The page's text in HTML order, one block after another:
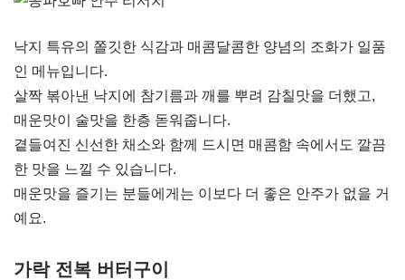
낙지 특유의 쫄깃한 식감과 매콤달콤한 양념의 조화가 일품
인 메뉴입니다.
살짝 볶아낸 낙지에 참기름과 깨를 뿌려 감칠맛을 더했고,
매운맛이 술맛을 한층 돋워줍니다.
곁들여진 신선한 채소와 함께 드시면 매콤함 속에서도 깔끔
한 맛을 느낄 수 있습니다.
매운맛을 즐기는 분들에게는 이보다 더 좋은 안주가 없을 거
예요.
가락 전복 버터구이